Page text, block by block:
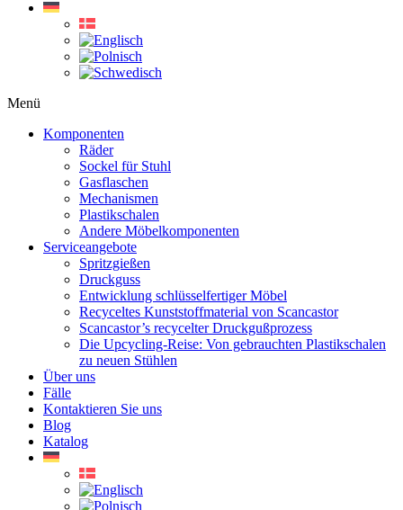
Menü
Komponenten
Räder
Sockel für Stuhl
Gasflaschen
Mechanismen
Plastikschalen
Andere Möbelkomponenten
Serviceangebote
Spritzgießen
Druckguss
Entwicklung schlüsselfertiger Möbel
Recyceltes Kunststoffmaterial von Scancastor
Scancastor’s recycelter Druckgußprozess
Die Upcycling-Reise: Von gebrauchten Plastikschalen
zu neuen Stühlen
Über uns
Fälle
Kontaktieren Sie uns
Blog
Katalog